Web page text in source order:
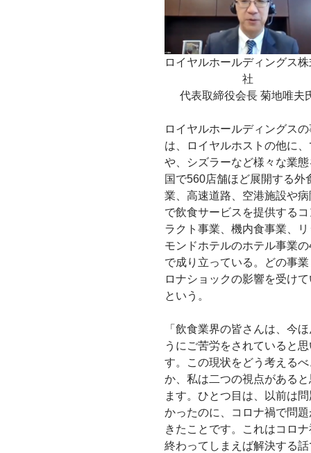
ロイヤルホールディングス
社
代表取締役会長 菊地唯夫
ロイヤルホールディングス
は、ロイヤルホストの他に
や、シズラーなど様々な業
国で560店舗ほど展開する外
業、高速道路、空港施設や
で飲食サービスを提供する
ラクト事業、機内食事業、
モンドホテルのホテル事業
で成り立っている。どの事
ロナショックの影響を受け
という。
「飲食業界の皆さんは、今
うにご苦労をされていると
す。この現状をどう考える
か、私は二つの視点がある
ます。ひとつ目は、以前は
かったのに、コロナ禍で問
きたことです。これはコロ
終わってしまえば解決する